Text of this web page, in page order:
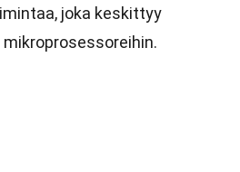
joka keskittyy